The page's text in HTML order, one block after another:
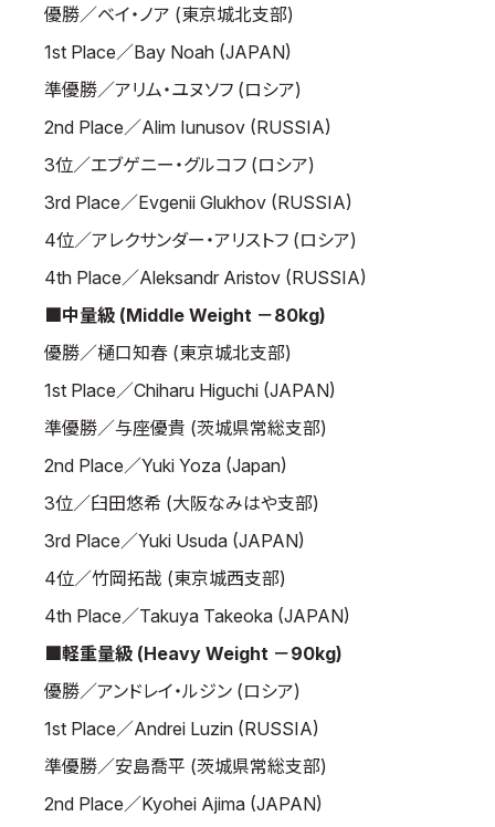
プライバシーポリシー
サイトマップ
Language
日本語
English
優勝／ベイ・ノア (東京城北支部)
1st Place／Bay Noah (JAPAN)
準優勝／アリム・ユヌソフ (ロシア)
2nd Place／Alim Iunusov (RUSSIA)
3位／エブゲニー・グルコフ (ロシア)
3rd Place／Evgenii Glukhov (RUSSIA)
4位／アレクサンダー・アリストフ (ロシア)
4th Place／Aleksandr Aristov (RUSSIA)
■中量級 (Middle Weight －80kg)
優勝／樋口知春 (東京城北支部)
1st Place／Chiharu Higuchi (JAPAN)
準優勝／与座優貴 (茨城県常総支部)
2nd Place／Yuki Yoza (Japan)
3位／臼田悠希 (大阪なみはや支部)
3rd Place／Yuki Usuda (JAPAN)
4位／竹岡拓哉 (東京城西支部)
4th Place／Takuya Takeoka (JAPAN)
■軽重量級 (Heavy Weight －90kg)
優勝／アンドレイ・ルジン (ロシア)
1st Place／Andrei Luzin (RUSSIA)
準優勝／安島喬平 (茨城県常総支部)
2nd Place／Kyohei Ajima (JAPAN)